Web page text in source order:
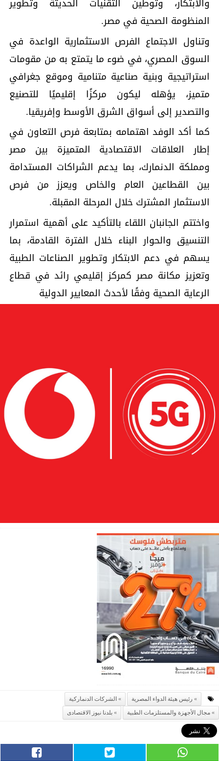
المنظومة الصحية في مصر.
وتناول الاجتماع الفرص الاستثمارية الواعدة في
السوق المصري، في ضوء ما يتمتع به من مقومات
استراتيجية وبنية صناعية متنامية وموقع جغرافي
متميز، يؤهله ليكون مركزًا إقليميًا للتصنيع
والتصدير إلى أسواق الشرق الأوسط وإفريقيا.
كما أكد الوفد اهتمامه بمتابعة فرص التعاون في
إطار العلاقات الاقتصادية المتميزة بين مصر
ومملكة الدنمارك، بما يدعم الشراكات المستدامة
بين القطاعين العام والخاص ويعزز من فرص
الاستثمار المشترك خلال المرحلة المقبلة.
واختتم الجانبان اللقاء بالتأكيد على أهمية استمرار
التنسيق والحوار البناء خلال الفترة القادمة، بما
يسهم في دعم الابتكار وتطوير الصناعات الطبية
وتعزيز مكانة مصر كمركز إقليمي رائد في قطاع
الرعاية الصحية وفقًا لأحدث المعايير الدولية
رئيس هيئة الدواء المصرية
الشركات الدنماركية
مجال الأجهزة والمستلزمات الطبية
بلدنا نيوز الاقتصادى